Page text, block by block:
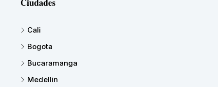
Ciudades
Cali
Bogota
Bucaramanga
Medellin